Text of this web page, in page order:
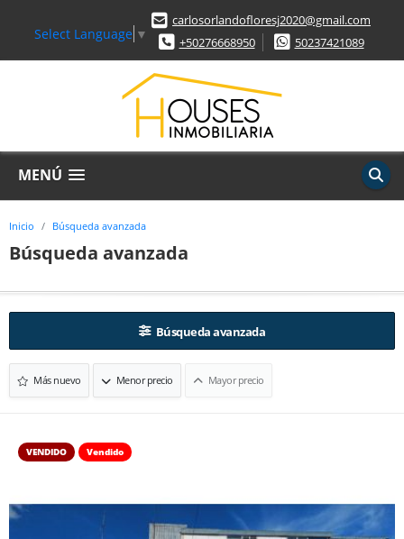
Select Language ▼
carlosorlandofloresj2020@gmail.com
+50276668950
50237421089
MENÚ
Inicio Búsqueda avanzada
Búsqueda avanzada
Búsqueda avanzada
Más nuevo Menor precio Mayor precio
VENDIDO Vendido